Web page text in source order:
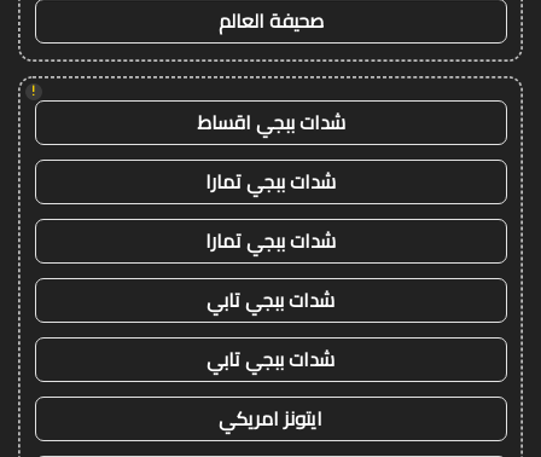
صحيفة العالم
!
شدات ببجي اقساط
شدات ببجي تمارا
شدات ببجي تمارا
شدات ببجي تابي
شدات ببجي تابي
ايتونز امريكي